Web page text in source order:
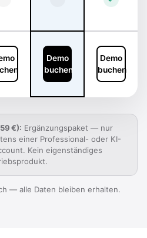
Demo
buchen
Demo
buchen
€): Ergänzungspaket — nur
einer Professional- oder KI-
Kein eigenständiges
— alle Daten bleiben erhalten.